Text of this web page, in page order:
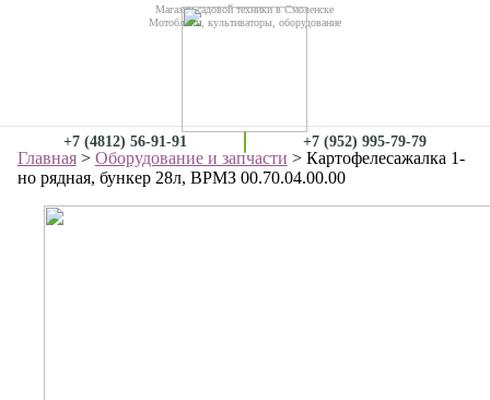
Магазин садовой техники в Смоленске
Мотоблоки, культиваторы, оборудование
+7 (4812) 56-91-91 +7 (952) 995-79-79
Главная> Оборудование и запчасти > Картофелесажалка 1-
но рядная, бункер 28л, ВРМЗ 00.70.04.00.00